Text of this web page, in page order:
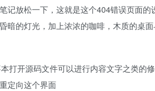
记放松一下，这就是这个404错误页面
暗的灯光，加上浓浓的咖啡，木质的桌
打开源码文件可以进行内容文字之类的
定向这个界面